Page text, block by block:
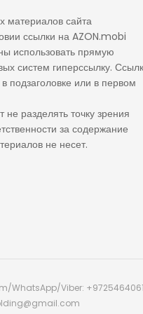
материалов сайта
ссылки на AZON.mobi
использовать прямую
систем гиперссылку.
подзаголовке или в первом
разделять точку зрения
за содержание
не несет.
WhatsApp/Viber: